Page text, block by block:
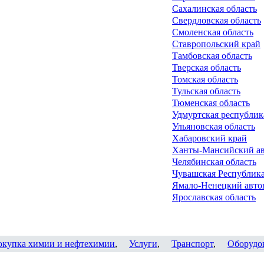
Сахалинская область
Свердловская область
Смоленская область
Ставропольский край
Тамбовская область
Тверская область
Томская область
Тульская область
Тюменская область
Удмуртская
Ульяновская область
Хабаровский край
Ханты-Мансийский
Челябинская область
Чувашская
Ямало-Ненецкий
Ярославская область
химии и нефтехимии, Услуги, Транспорт,